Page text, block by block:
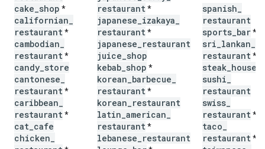
cake shop *
californian
restaurant*
cambodian
restaurant*
candy store
cantonese
restaurant*
caribbean
restaurant*
cat cafe
chicken
restaurant*
japanese izakaya
restaurant*
japanese restaurant
juice shop
kebab shop *
korean barbecue
restaurant*
korean restaurant
latin american
restaurant*
lebanese restaurant
spanish
restaurant
sports bar*
sri lankan
restaurant*
steak house
sushi
restaurant
swiss
restaurant*
taco
restaurant*